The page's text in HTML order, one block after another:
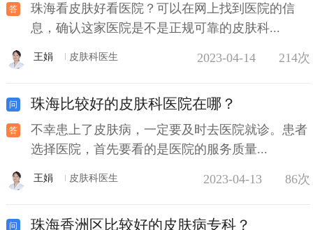
珠海看皮肤好看医院？可以在网上找到医院的信
息，确认这家医院是不是正规可靠的皮肤科...
王娟 皮肤科医生 2023-04-14 214次
珠海比较好的皮肤科医院在哪？
不幸患上了皮肤病，一定要及时去医院就诊。患者
选择医院，首先要看的是医院的服务质量...
王娟 皮肤科医生 2023-04-13 86次
珠海香洲区比较好的皮肤病专科？